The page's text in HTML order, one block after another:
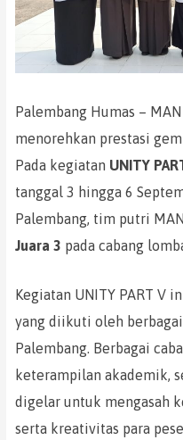
Palembang Humas –
menorehkan prestasi
Pada kegiatan UNITY
tanggal 3 hingga 6
Palembang, tim putri
Juara 3 pada cabang
Kegiatan UNITY PART V
yang diikuti oleh
Palembang. Berbagai
keterampilan akademik,
digelar untuk mengasah
serta kreativitas para